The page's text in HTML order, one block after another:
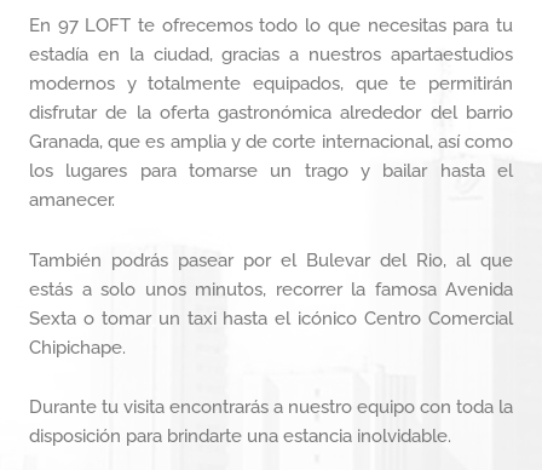
En 97 LOFT te ofrecemos todo lo que necesitas para tu
estadía en la ciudad, gracias a nuestros apartaestudios
modernos y totalmente equipados, que te permitirán
disfrutar de la oferta gastronómica alrededor del barrio
Granada, que es amplia y de corte internacional, así como
los lugares para tomarse un trago y bailar hasta el
amanecer.
También podrás pasear por el Bulevar del Rio, al que
estás a solo unos minutos, recorrer la famosa Avenida
Sexta o tomar un taxi hasta el icónico Centro Comercial
Chipichape.
Durante tu visita encontrarás a nuestro equipo con toda la
disposición para brindarte una estancia inolvidable.